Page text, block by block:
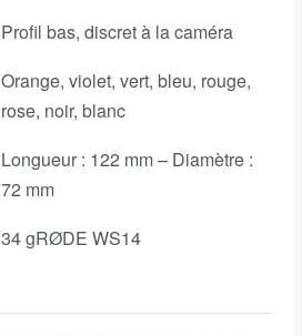
Profil bas, discret à la caméra
Orange, violet, vert, bleu, rouge,
rose, noir, blanc
Longueur : 122 mm – Diamètre :
72 mm
34 gRØDE WS14